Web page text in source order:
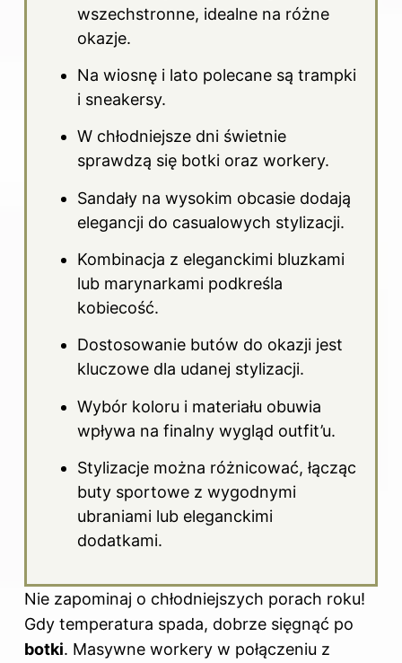
wszechstronne, idealne na różne
okazje.
Na wiosnę i lato polecane są trampki
i sneakersy.
W chłodniejsze dni świetnie
sprawdzą się botki oraz workery.
Sandały na wysokim obcasie dodają
elegancji do casualowych stylizacji.
Kombinacja z eleganckimi bluzkami
lub marynarkami podkreśla
kobiecość.
Dostosowanie butów do okazji jest
kluczowe dla udanej stylizacji.
Wybór koloru i materiału obuwia
wpływa na finalny wygląd outfit’u.
Stylizacje można różnicować, łącząc
buty sportowe z wygodnymi
ubraniami lub eleganckimi
dodatkami.
Nie zapominaj o chłodniejszych porach roku!
Gdy temperatura spada, dobrze sięgnąć po
botki. Masywne workery w połączeniu z